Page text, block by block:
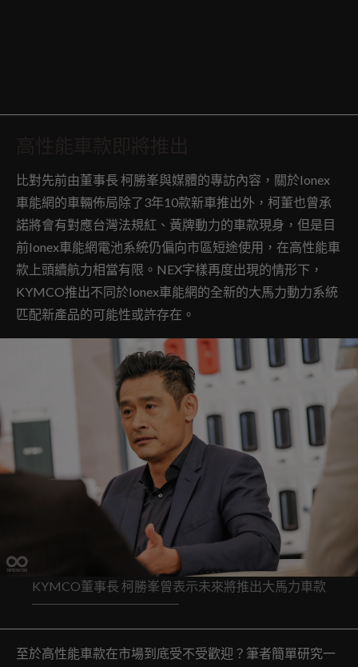
比對先前由董事長 柯勝峯與媒體的專訪內容，關於Ionex
車能網的車輛佈局除了3年10款新車推出外，柯董也曾承
諾將會有對應台灣法規紅、黃牌動力的車款現身，但是目
前Ionex車能網電池系統仍偏向市區短途使用，在高性能車
款上頭續航力相當有限。NEX字樣再度出現的情形下，
KYMCO推出不同於Ionex車能網的全新的大馬力動力系統
匹配新產品的可能性或許存在。
KYMCO董事長 柯勝峯曾表示未來將推出大馬力車款
至於高性能車款在市場到底受不受歡迎？筆者簡單研究一